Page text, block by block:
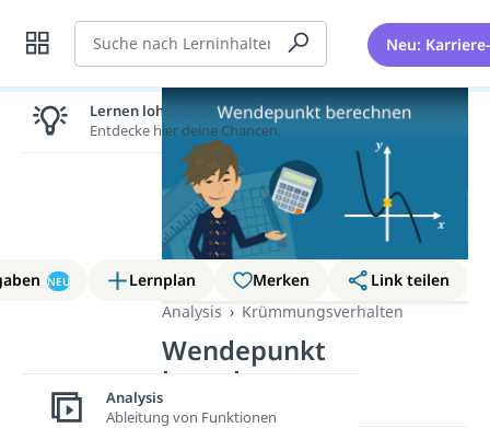
Suche Neu:
NEU Lernplan Merken
Link teilen
Analysis
Krümmungsverhalten
Wendepunkt
berechnen
Lernen lohnt sich!
Entdecke hier deine Chancen.
Analysis
Ableitung von Funktionen